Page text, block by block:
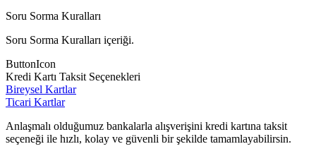
Soru Sorma Kuralları
Soru Sorma Kuralları içeriği.
ButtonIcon
Kredi Kartı Taksit Seçenekleri
Bireysel Kartlar
Ticari Kartlar
Anlaşmalı olduğumuz bankalarla alışverişini kredi kartına taksit
seçeneği ile hızlı, kolay ve güvenli bir şekilde tamamlayabilirsin.